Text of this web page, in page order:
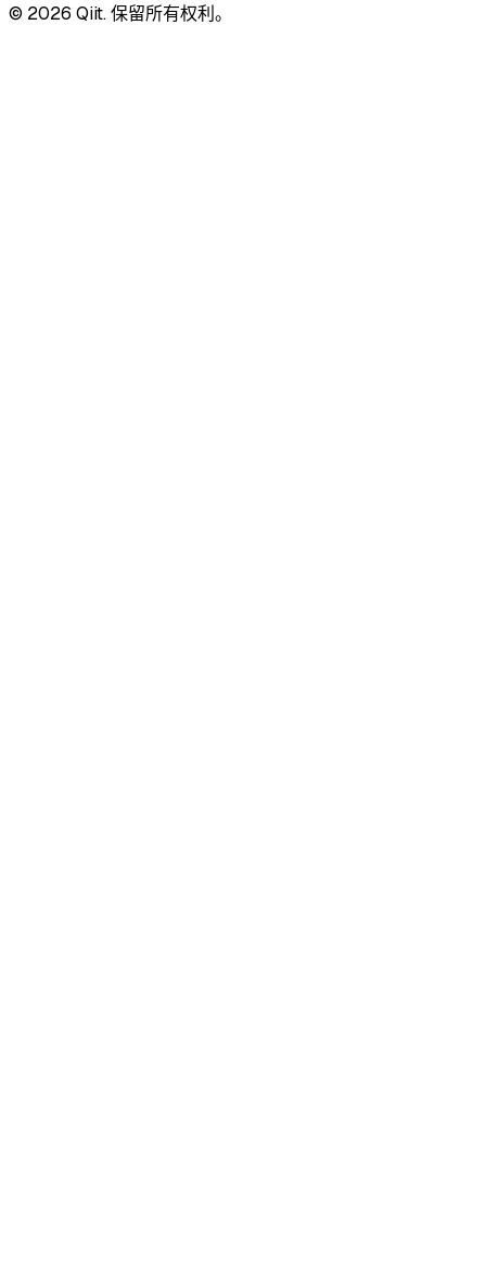
© 2026 Qiit. 保留所有权利。